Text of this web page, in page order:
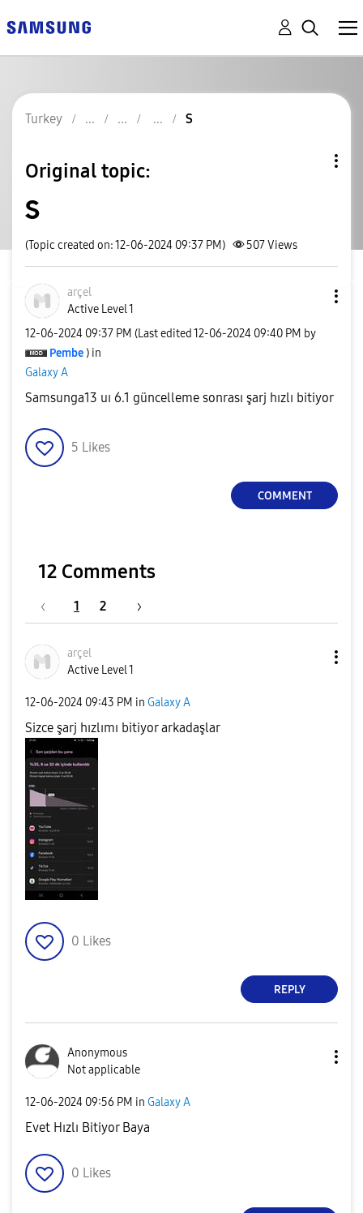
Turkey S
Original topic:
S
(Topic created on: 12-06-2024 09:37 PM) 507Views
arçel
Active Level 1
‎12-06-2024 09:37 PM (Last edited ‎12-06-2024 09:40 PM by
Pembe ) in
Galaxy A
Samsunga13 uı 6.1 güncelleme sonrası şarj hızlı bitiyor
5 Likes
COMMENT
12 Comments
1 2
arçel
Active Level 1
‎12-06-2024 09:43 PM in Galaxy A
Sizce şarj hızlımı bitiyor arkadaşlar
0 Likes
REPLY
Anonymous
Not applicable
‎12-06-2024 09:56 PM in Galaxy A
Evet Hızlı Bitiyor Baya
0 Likes